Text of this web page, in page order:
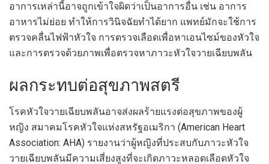
อาการเหล่านี้อาจถูกเข้าใจผิดว่าเป็นอาการอื่น เช่น อาการ
อาหารไม่ย่อย ทำให้การวินิจฉัยทำได้ยาก แพทย์มักจะใช้การ
ตรวจคลื่นไฟฟ้าหัวใจ การตรวจเลือดเพื่อหาเอนไซม์ของหัวใจ
และการตรวจด้วยภาพเพื่อตรวจหาภาวะหัวใจวายเฉียบพลัน
ผลกระทบต่อสุขภาพสตรี
โรคหัวใจวายเฉียบพลันอาจส่งผลร้ายแรงต่อสุขภาพของผู้
หญิง สมาคมโรคหัวใจแห่งสหรัฐอเมริกา (American Heart
Association: AHA) รายงานว่าผู้หญิงที่ประสบกับภาวะหัวใจ
วายเฉียบพลันมีความเสี่ยงสูงที่จะเกิดภาวะหลอดเลือดหัวใจ